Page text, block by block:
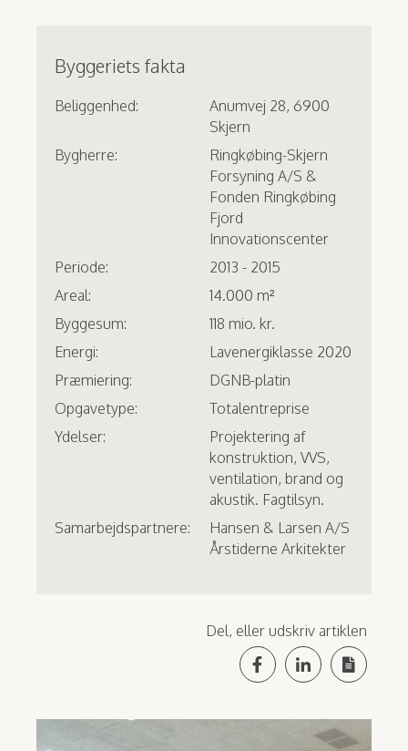
Byggeriets fakta
Beliggenhed:
Anumvej 28, 6900
Skjern
Bygherre:
Ringkøbing-Skjern
Forsyning A/S &
Fonden Ringkøbing
Fjord
Innovationscenter
Periode:
2013 - 2015
Areal:
14.000 m²
Byggesum:
118 mio. kr.
Energi:
Lavenergiklasse 2020
Præmiering:
DGNB-platin
Opgavetype:
Totalentreprise
Ydelser:
Projektering af
konstruktion, VVS,
ventilation, brand og
akustik. Fagtilsyn.
Samarbejdspartnere:
Hansen & Larsen A/S
Årstiderne Arkitekter
Del, eller udskriv artiklen